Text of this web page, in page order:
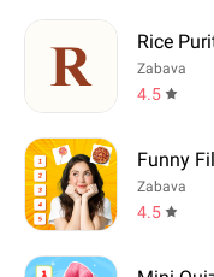
Rice
Zabava
4.5
Funny
Zabava
4.5